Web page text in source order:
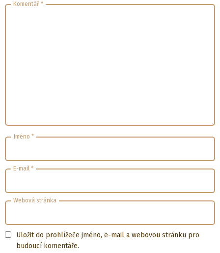
Komentář *
Jméno *
E-mail *
Webová stránka
Uložit do prohlížeče jméno, e-mail a webovou stránku pro
budoucí komentáře.